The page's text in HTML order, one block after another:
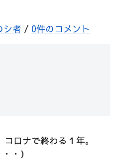
シ者 / 0件のコメント
ロナで終わる１年。
・）